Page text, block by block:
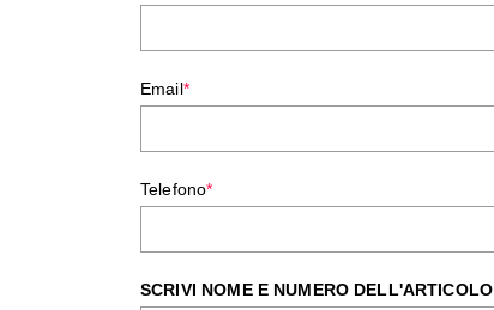
Email*
Telefono*
SCRIVI NOME E NUMERO DELL'ARTICOLO